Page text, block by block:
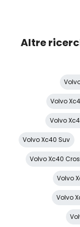
Personalizzazione
Altre
Volvo
Volvo
Volvo Xc40 Suv
Volvo Xc40
Volvo
Volvo